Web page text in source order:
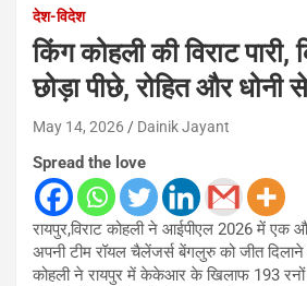
देश-विदेश
किंग कोहली की विराट
छोड़ा पीछे, रोहित और
May 14, 2026 Dainik Jayant
Spread the love
रायपुर,विराट कोहली ने आईपीएल 2026 में एक
अपनी टीम रॉयल चैलेंजर्स बेंगलुरु को जीत दिलाने
कोहली ने रायपुर में केकेआर के खिलाफ 193 रनों